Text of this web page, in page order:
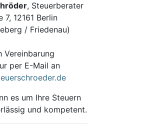
, Steuerberater
7, 12161 Berlin
/ Friedenau)
Vereinbarung
per E-Mail an
es um Ihre Steuern
und kompetent.